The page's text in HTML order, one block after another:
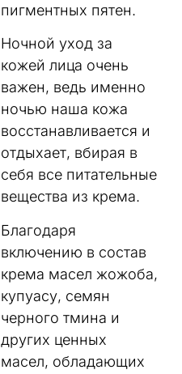
пигментных пятен.
Ночной уход за
кожей лица очень
важен, ведь именно
ночью наша кожа
восстанавливается и
отдыхает, вбирая в
себя все питательные
вещества из крема.
Благодаря
включению в состав
крема масел жожоба,
купуасу, семян
черного тмина и
других ценных
масел, обладающих